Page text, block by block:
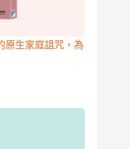
原生家庭詛咒，為